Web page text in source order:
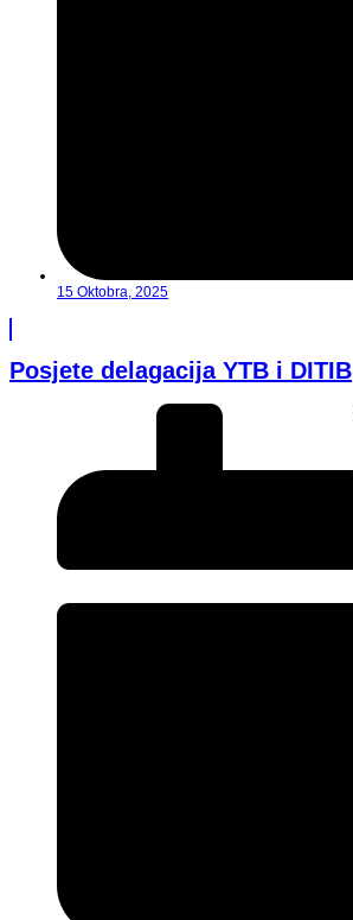
15 Oktobra, 2025
Posjete delagacija YTB i DITIB